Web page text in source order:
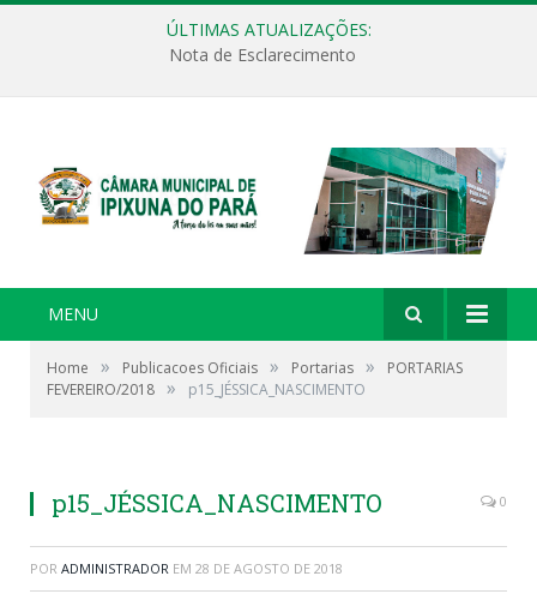
ÚLTIMAS ATUALIZAÇÕES:
Nota de Esclarecimento
MENU
Home » Publicacoes Oficiais » Portarias »
PORTARIAS
FEVEREIRO/2018 » p15_JÉSSICA_NASCIMENTO
p15_JÉSSICA_NASCIMENTO 0
POR ADMINISTRADOR EM 28 DE AGOSTO DE 2018